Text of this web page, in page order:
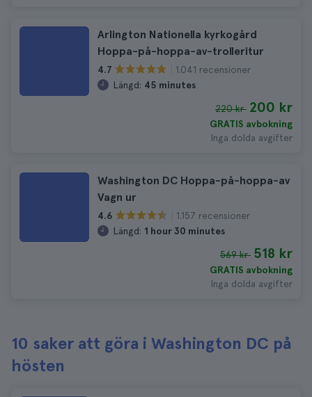
Arlington Nationella kyrkogård
Hoppa-på-hoppa-av-trolleritur
4.7
1.041 recensioner
Längd: 45 minutes
220 kr 200 kr
GRATIS avbokning
Inga dolda avgifter
Washington DC Hoppa-på-hoppa-av
Vagn ur
4.6
1.157 recensioner
Längd: 1 hour 30 minutes
569 kr 518 kr
GRATIS avbokning
Inga dolda avgifter
10 saker att göra i Washington DC på
hösten